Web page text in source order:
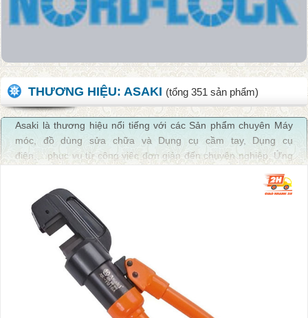
THƯƠNG HIỆU: ASAKI (tổng 351 sản phẩm)
Asaki là thương hiệu nổi tiếng với các Sản phẩm chuyên Máy
móc, đồ dùng sửa chữa và Dụng cụ cầm tay, Dụng cụ
điện,....phục vụ từ công việc đơn giản đến chuyên nghiệp. Ứng
máy móc,.... Sản phẩm của ASAKI được sản xuất theo dây
chuyền công nghệ hiện đại của Nhật Bản. Luôn đảm bảo chất
lượng cho sản phẩm và giá cả phải chăng giúp bạn có thể yên
tâm sử dụng mà không cần phải suy nghĩ nhiều.